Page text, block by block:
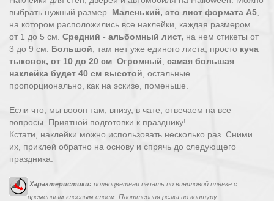
выбрать нужный размер. Маленький, это лист формата А5
на котором расположились все наклейки, каждая размером
от 1 до 5 см. Средний - альбомный лист, на нем стикеты от
3 до 9 см. Большой , там нет уже единого листа, просто куча
тыковок, от 10 до 20 см Огромный самая большая
наклейка будет 40 см высотой , остальные
пропорционально, как на эскизе, поменьше.
Если что, мы вооон там, внизу, в чате, отвечаем на все
вопросы. Приятной подготовки к празднику!
Кстати, наклейки можно использовать несколько раз. Сними
их, приклей обратно на основу и спрячь до следующего
праздника.
Характеристики: полноцветная печать по виниловой пленке с
временным клеевым слоем. Плоттерная резка по контуру.